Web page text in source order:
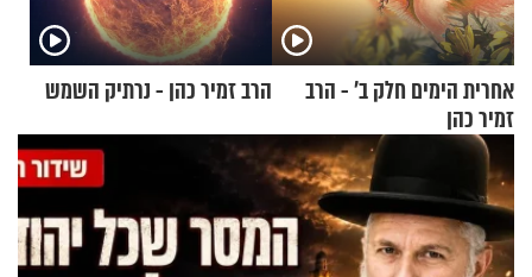
אחרית הימים חלק ב’ - הרב
זמיר כהן
הרב זמיר כהן - נרתיק השמש